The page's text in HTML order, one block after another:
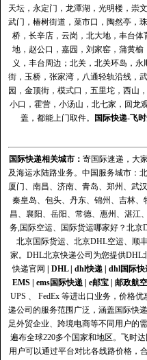
天坛，永定门，龙潭湖，光明楼，崇
武门，椿树街道，菜市口，陶然亭，
桥，长辛店，云岗，北大地，丰台
地，赵公口，嘉园，刘家窑，蒲黄
义，丰台周边；北关，北关环岛，
街，玉桥，张家湾，八通轻轨沿线，
园，金顶街，模式口，五里坨，西山
小口，霍营，小汤山，北七家，回龙
盖，都能上门取件。
国际快递-飞
国际快递相关城市： 寄国际速递，大
及海运水陆路业务。中国服务城市：
厦门、南昌、济南、青岛、郑州、武
秦皇岛、包头、丹东、锦州、吉林
昌、襄阳、岳阳、常德、惠州、湛江
务,国际空运、国际货运哪家好？北
北京国际货运、北京DHL空运、顺
家。DHL北京快递公司为您提供
快递官网
DHL| dhl快递| dhl国际快
EMS| ems国际快递| e邮宝| 邮政航
UPS 、 FedEx 等进出口业务，价格
递公司的服务范围广泛，涵盖国际快
足外贸企业、跨境电商等不同用户的
遍布全球220多个国家和地区。飞时
用户可以通过平台对比各线路价格，